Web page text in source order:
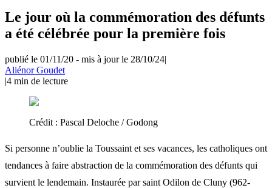
Le jour où la commémoration des défunts
a été célébrée pour la première fois
publié le 01/11/20 - mis à jour le 28/10/24|
Aliénor Goudet
|4 min de lecture
Crédit : Pascal Deloche / Godong
Si personne n’oublie la Toussaint et ses vacances, les catholiques ont
tendances à faire abstraction de la commémoration des défunts qui
survient le lendemain. Instaurée par saint Odilon de Cluny (962-